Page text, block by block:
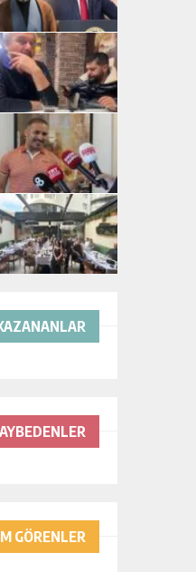
GÖRENLER